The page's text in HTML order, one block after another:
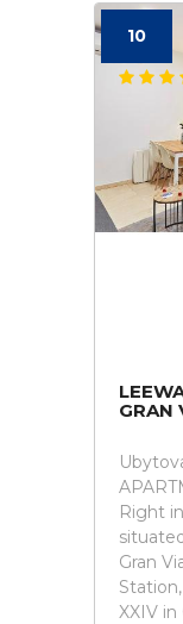
10
GRAN
Right
Gran
XXIV in